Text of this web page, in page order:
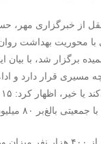
از خبرگزاری
محوریت بهداشت
برگزار شد، با بیان
مسیری قرار دارد و
میلیون نفر وجود دارد